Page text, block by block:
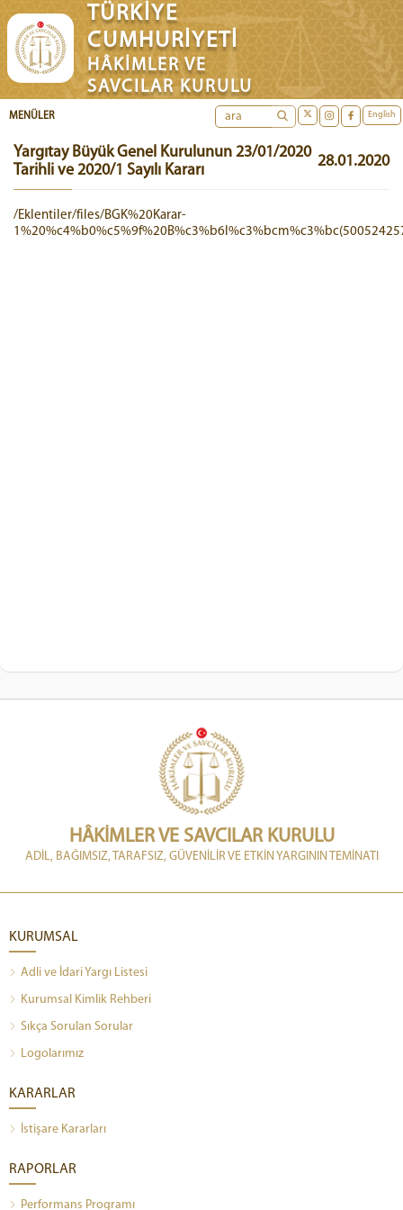
TÜRKİYE
CUMHURİYETİ
HÂKİMLER VE
SAVCILAR KURULU
English
MENÜLER
Yargıtay Büyük Genel Kurulunun 23/01/2020
Tarihli ve 2020/1 Sayılı Kararı
28.01.2020
/Eklentiler/files/BGK%20Karar-
HÂKİMLER VE SAVCILAR KURULU
ADİL, BAĞIMSIZ, TARAFSIZ, GÜVENİLİR VE ETKİN YARGININ TEMİNATI
KURUMSAL
Adli ve İdari Yargı Listesi
Kurumsal Kimlik Rehberi
Sıkça Sorulan Sorular
Logolarımız
KARARLAR
İstişare Kararları
RAPORLAR
Performans Programı